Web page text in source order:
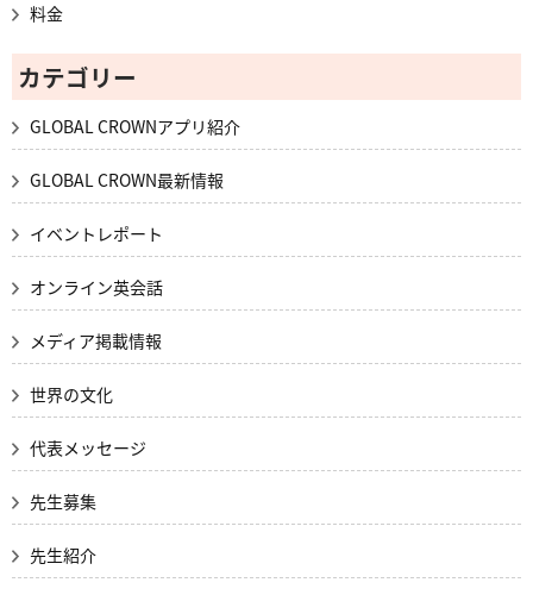
料金
カテゴリー
GLOBAL CROWNアプリ紹介
GLOBAL CROWN最新情報
イベントレポート
オンライン英会話
メディア掲載情報
世界の文化
代表メッセージ
先生募集
先生紹介